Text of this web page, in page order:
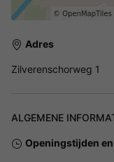
Adres
Zilverenschorweg 1
ALGEMENE
Openingstijden